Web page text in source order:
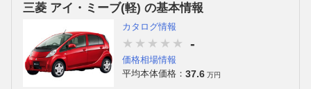
三菱 アイ・ミーブ(軽) の基本情報
カタログ情報
-
価格相場情報
平均本体価格： 37.6 万円